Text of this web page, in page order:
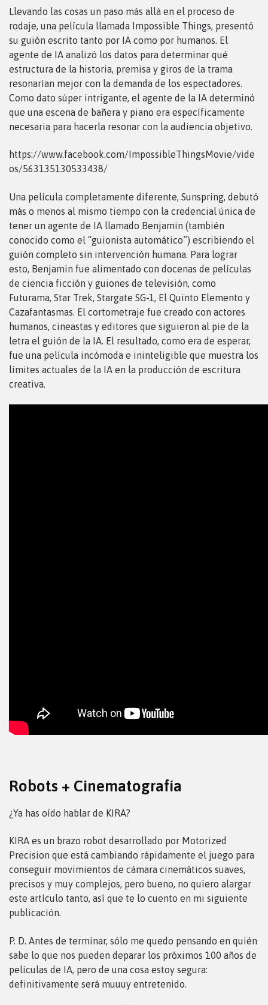
Llevando las cosas un paso más allá en el proceso de
rodaje, una película llamada Impossible Things , presentó
su guión escrito tanto por IA como por humanos. El
agente de IA analizó los datos para determinar qué
estructura de la historia, premisa y giros de la trama
resonarían mejor con la demanda de los espectadores.
Como dato súper intrigante, el agente de la IA determinó
que una escena de bañera y piano era específicamente
necesaria para hacerla resonar con la audiencia objetivo.
https://www.facebook.com/ImpossibleThingsMovie/vide
os/563135130533438/
Una película completamente diferente, Sunspring, debutó
más o menos al mismo tiempo con la credencial única de
tener un agente de IA llamado Benjamin (también
conocido como el “guionista automático”) escribiendo el
guión completo sin intervención humana. Para lograr
esto, Benjamin fue alimentado con docenas de películas
de ciencia ficción y guiones de televisión, como
Futurama, Star Trek, Stargate SG-1, El Quinto Elemento y
Cazafantasmas. El cortometraje fue creado con actores
humanos, cineastas y editores que siguieron al pie de la
letra el guión de la IA. El resultado, como era de esperar,
fue una película incómoda e ininteligible que muestra los
límites actuales de la IA en la producción de escritura
creativa.
Robots + Cinematografía
¿Ya has oído hablar de KIRA?
KIRA es un brazo robot desarrollado por Motorized
Precision que está cambiando rápidamente el juego para
conseguir movimientos de cámara cinemáticos suaves,
precisos y muy complejos, pero bueno, no quiero alargar
este artículo tanto, así que te lo cuento en mi siguiente
publicación.
P. D. Antes de terminar, sólo me quedo pensando en quién
sabe lo que nos pueden deparar los próximos 100 años de
películas de IA, pero de una cosa estoy segura:
definitivamente será muuuy entretenido.